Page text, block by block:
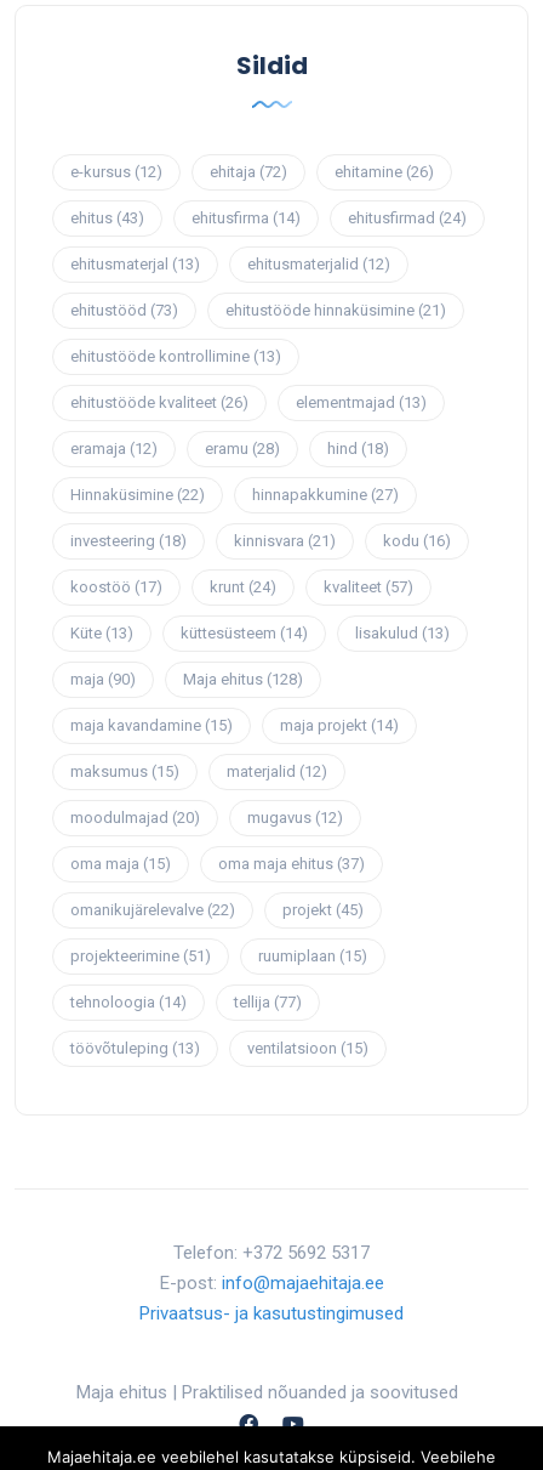
Sildid
e-kursus (12) ehitaja (72) ehitamine (26)
ehitus (43) ehitusfirma (14) ehitusfirmad (24)
ehitusmaterjal (13) ehitusmaterjalid (12)
ehitustööd (73) ehitustööde hinnaküsimine (21)
ehitustööde kontrollimine (13)
ehitustööde kvaliteet (26) elementmajad (13)
eramaja (12) eramu (28) hind (18)
Hinnaküsimine (22) hinnapakkumine (27)
investeering (18) kinnisvara (21) kodu (16)
koostöö (17) krunt (24) kvaliteet (57)
Küte (13) küttesüsteem (14) lisakulud (13)
maja (90) Maja ehitus (128)
maja kavandamine (15) maja projekt (14)
maksumus (15) materjalid (12)
moodulmajad (20) mugavus (12)
oma maja (15) oma maja ehitus (37)
omanikujärelevalve (22) projekt (45)
projekteerimine (51) ruumiplaan (15)
tehnoloogia (14) tellija (77)
töövõtuleping (13) ventilatsioon (15)
Telefon: +372 5692 5317
E-post: info@majaehitaja.ee
Privaatsus- ja kasutustingimused
Maja ehitus | Praktilised nõuanded ja soovitused
Majaehitaja.ee veebilehel kasutatakse küpsiseid. Veebilehe